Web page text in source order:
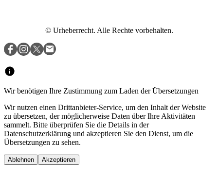
© Urheberrecht. Alle Rechte vorbehalten.
Wir benötigen Ihre Zustimmung zum Laden der Übersetzungen
Wir nutzen einen Drittanbieter-Service, um den Inhalt der Website
zu übersetzen, der möglicherweise Daten über Ihre Aktivitäten
sammelt. Bitte überprüfen Sie die Details in der
Datenschutzerklärung und akzeptieren Sie den Dienst, um die
Übersetzungen zu sehen.
Ablehnen Akzeptieren